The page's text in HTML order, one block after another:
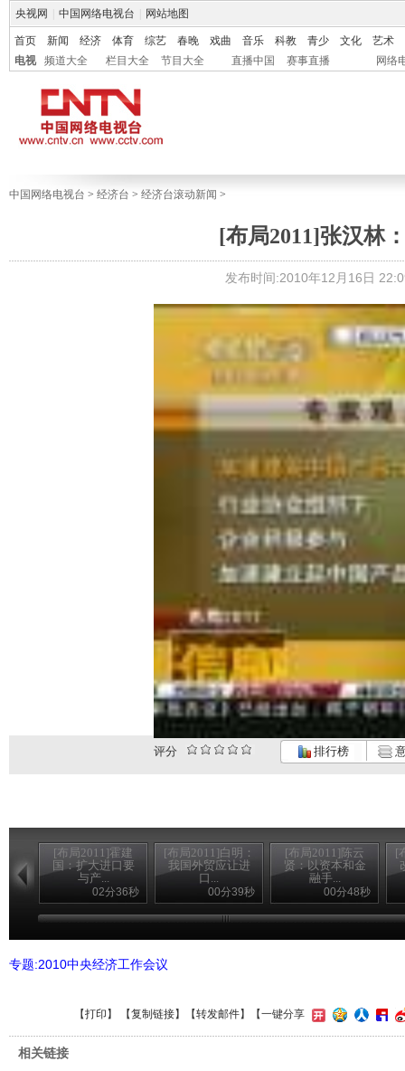
央视网 中国网络电视台 网站地图
首页 新闻 经济 体育 综艺 春晚 戏曲 音乐 科教 青少 文化
艺术
电视
频道大全 栏目大全 节目大全 直播中国 赛事直播 网络
中国网络电视台 > 经济台 > 经济台滚动新闻 >
[布局2011]张汉林
发布时间:2010年12月16日
评分 排行榜
[布局2011]霍建
国：扩大进口要
与产...
02分36秒
[布局2011]白明：
我国外贸应让进
口...
00分39秒
[布局2011]陈云
贤：以资本和金
融手...
00分48秒
[
专题:2010中央经济工作会议
【打印 】 【复制链接】【转发邮件】 【一键分享
相关链接